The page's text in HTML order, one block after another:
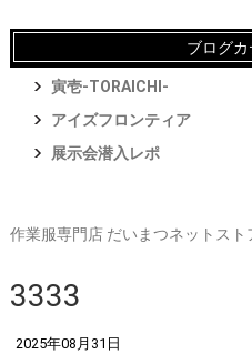
ブログ
寅壱-TORAICHI-
アイズフロンティア
展示会潜入レポ
作業服専門店 だいまつネットスト
3333
2025年08月31日